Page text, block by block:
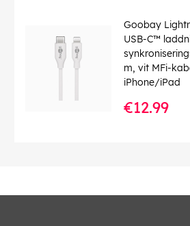
Goobay
USB-C™
m, vit MFi-
iPhone/iPad
€12.99